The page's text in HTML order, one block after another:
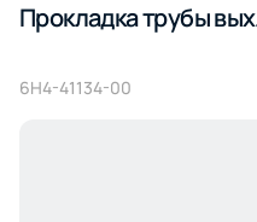
Прокладка трубы
6H4-41134-00